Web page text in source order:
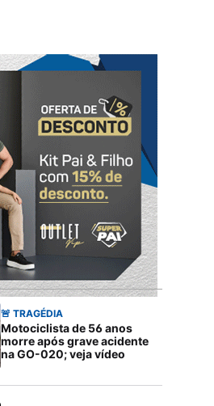
🚨 TRAGÉDIA
Motociclista de 56 anos
morre após grave acidente
na GO-020; veja vídeo